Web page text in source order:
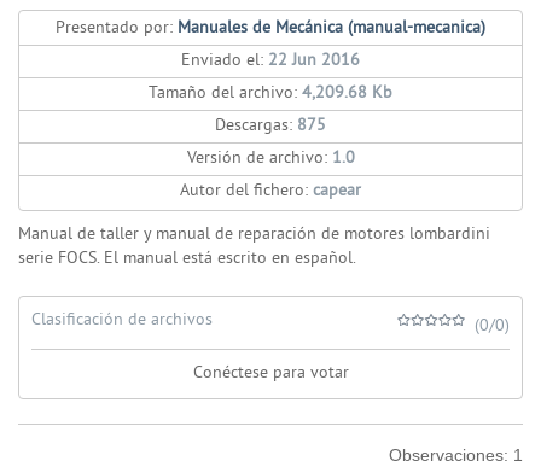
Presentado por: Manuales de Mecánica (manual-mecanica)
Enviado el: 22 Jun 2016
Tamaño del archivo: 4,209.68 Kb
Descargas: 875
Versión de archivo: 1.0
Autor del fichero: capear
Manual de taller y manual de reparación de motores lombardini
serie FOCS. El manual está escrito en español.
Clasificación de archivos (0/0)
Conéctese para votar
Observaciones: 1